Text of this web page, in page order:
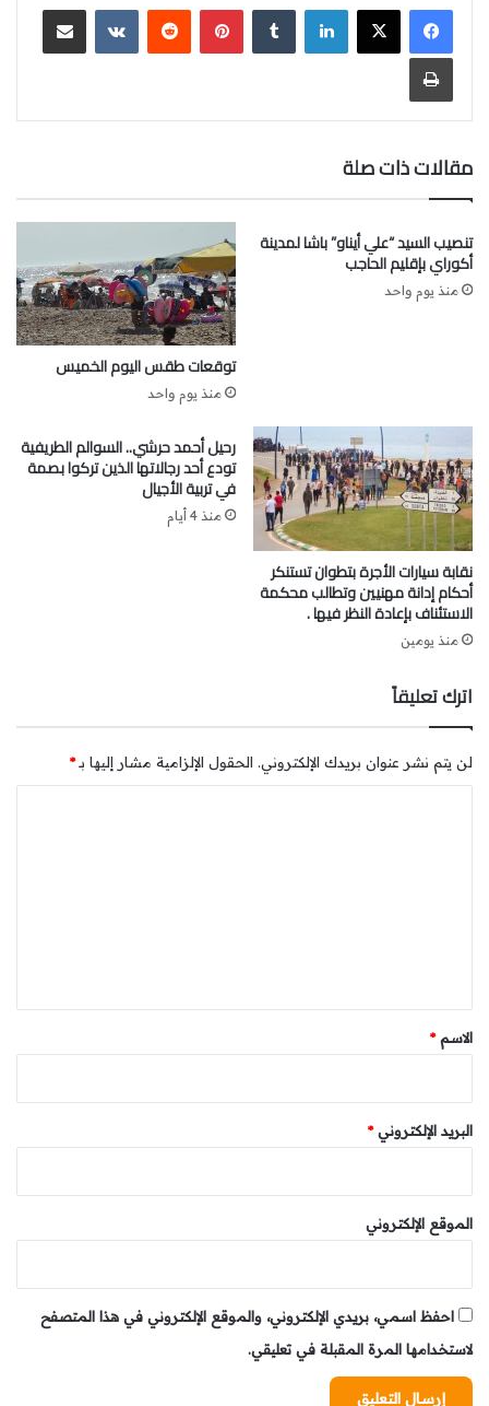
الحوامض المغربية إلى دول أمريكا اللاتينية وخاصة البرازيل.
لينكدإن بينتيريست
مقالات ذات صلة
تنصيب السيد “علي أيناو” باشا لمدينة
أكوراي بإقليم الحاجب
منذ يوم واحد
توقعات طقس اليوم الخميس
منذ يوم واحد
نقابة سيارات الأجرة بتطوان تستنكر
أحكام إدانة مهنيين وتطالب محكمة
الاستئناف بإعادة النظر فيها .
منذ يومين
رحيل أحمد حرشي.. السوالم الطريفية
تودع أحد رجالاتها الذين تركوا بصمة
في تربية الأجيال
منذ 4 أيام
اترك تعليقاً
لن يتم نشر عنوان بريدك الإلكتروني. الحقول الإلزامية مشار إليها بـ*
*
الاسم*
البريد الإلكتروني*
الموقع الإلكتروني
احفظ اسمي، بريدي الإلكتروني، والموقع الإلكتروني في هذا المتصفح
لاستخدامها المرة المقبلة في تعليقي.